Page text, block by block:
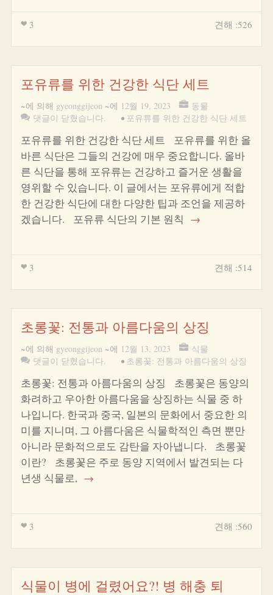
3 견해 :526
포유류를 위한 건강한 식단 세트
~에 의해 gyeonggijeon ~에 12월 19, 2023
동물
댓글이 닫혔습니다.
• 포유류를 위한 건강한 식단 세트
포유류를 위한 건강한 식단 세트 포유류를 위한 올
바른 식단은 그들의 건강에 매우 중요합니다. 올바
른 식단을 통해 포유류는 건강하고 즐거운 생활을
영위할 수 있습니다. 이 글에서는 포유류에게 적합
한 건강한 식단에 대한 다양한 팁과 조언을 제공하
겠습니다. 포유류 식단의 기본 원칙 →
3 견해 :514
초롱꽃: 전통과 아름다움의 상징
~에 의해 gyeonggijeon ~에 12월 13, 2023
식물
댓글이 닫혔습니다.
• 초롱꽃: 전통과 아름다움의 상징
초롱꽃: 전통과 아름다움의 상징 초롱꽃은 동양의
화려하고 우아한 아름다움을 상징하는 식물 중 하
나입니다. 한국과 중국, 일본의 문화에서 중요한 의
미를 지니며, 그 아름다움은 식물학적인 측면 뿐만
아니라 문화적으로도 감탄을 자아냅니다. 초롱꽃
이란? 초롱꽃은 주로 동양 지역에서 발견되는 다
년생 식물로, →
3 견해 :560
식물이 병에 걸렸어요?! 병 해충 퇴